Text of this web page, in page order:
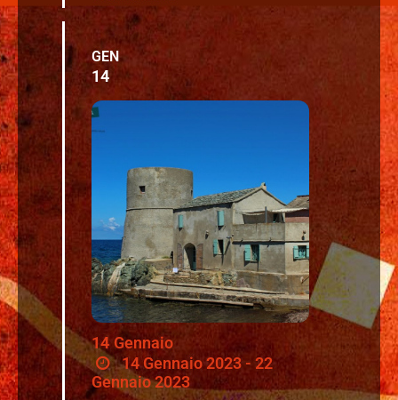
GEN
14
14 Gennaio
14 Gennaio 2023 - 22
Gennaio 2023